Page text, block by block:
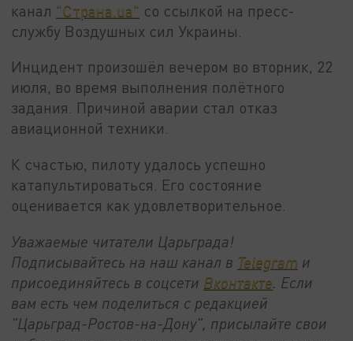
канал "Страна.ua" со ссылкой на пресс-
службу Воздушных сил Украины.
Инцидент произошёл вечером во вторник, 22
июля, во время выполнения полётного
задания. Причиной аварии стал отказ
авиационной техники.
К счастью, пилоту удалось успешно
катапультироваться. Его состояние
оценивается как удовлетворительное.
Уважаемые читатели Царьграда!
Подписывайтесь на наш канал в Telegram и
присоединяйтесь в соцсети Вконтакте. Если
вам есть чем поделиться с редакцией
"Царьград-Ростов-на-Дону", присылайте свои